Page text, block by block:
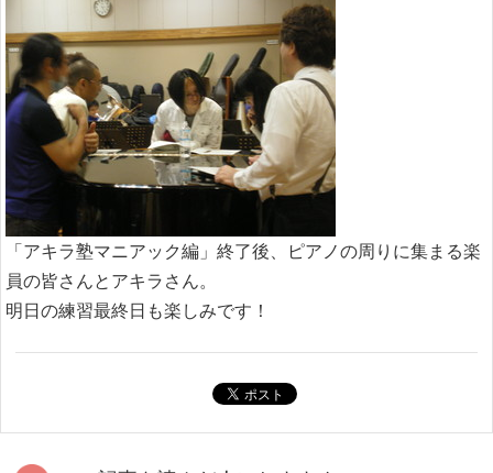
「アキラ塾マニアック編」終了後、ピアノの周りに集まる楽
員の皆さんとアキラさん。
明日の練習最終日も楽しみです！